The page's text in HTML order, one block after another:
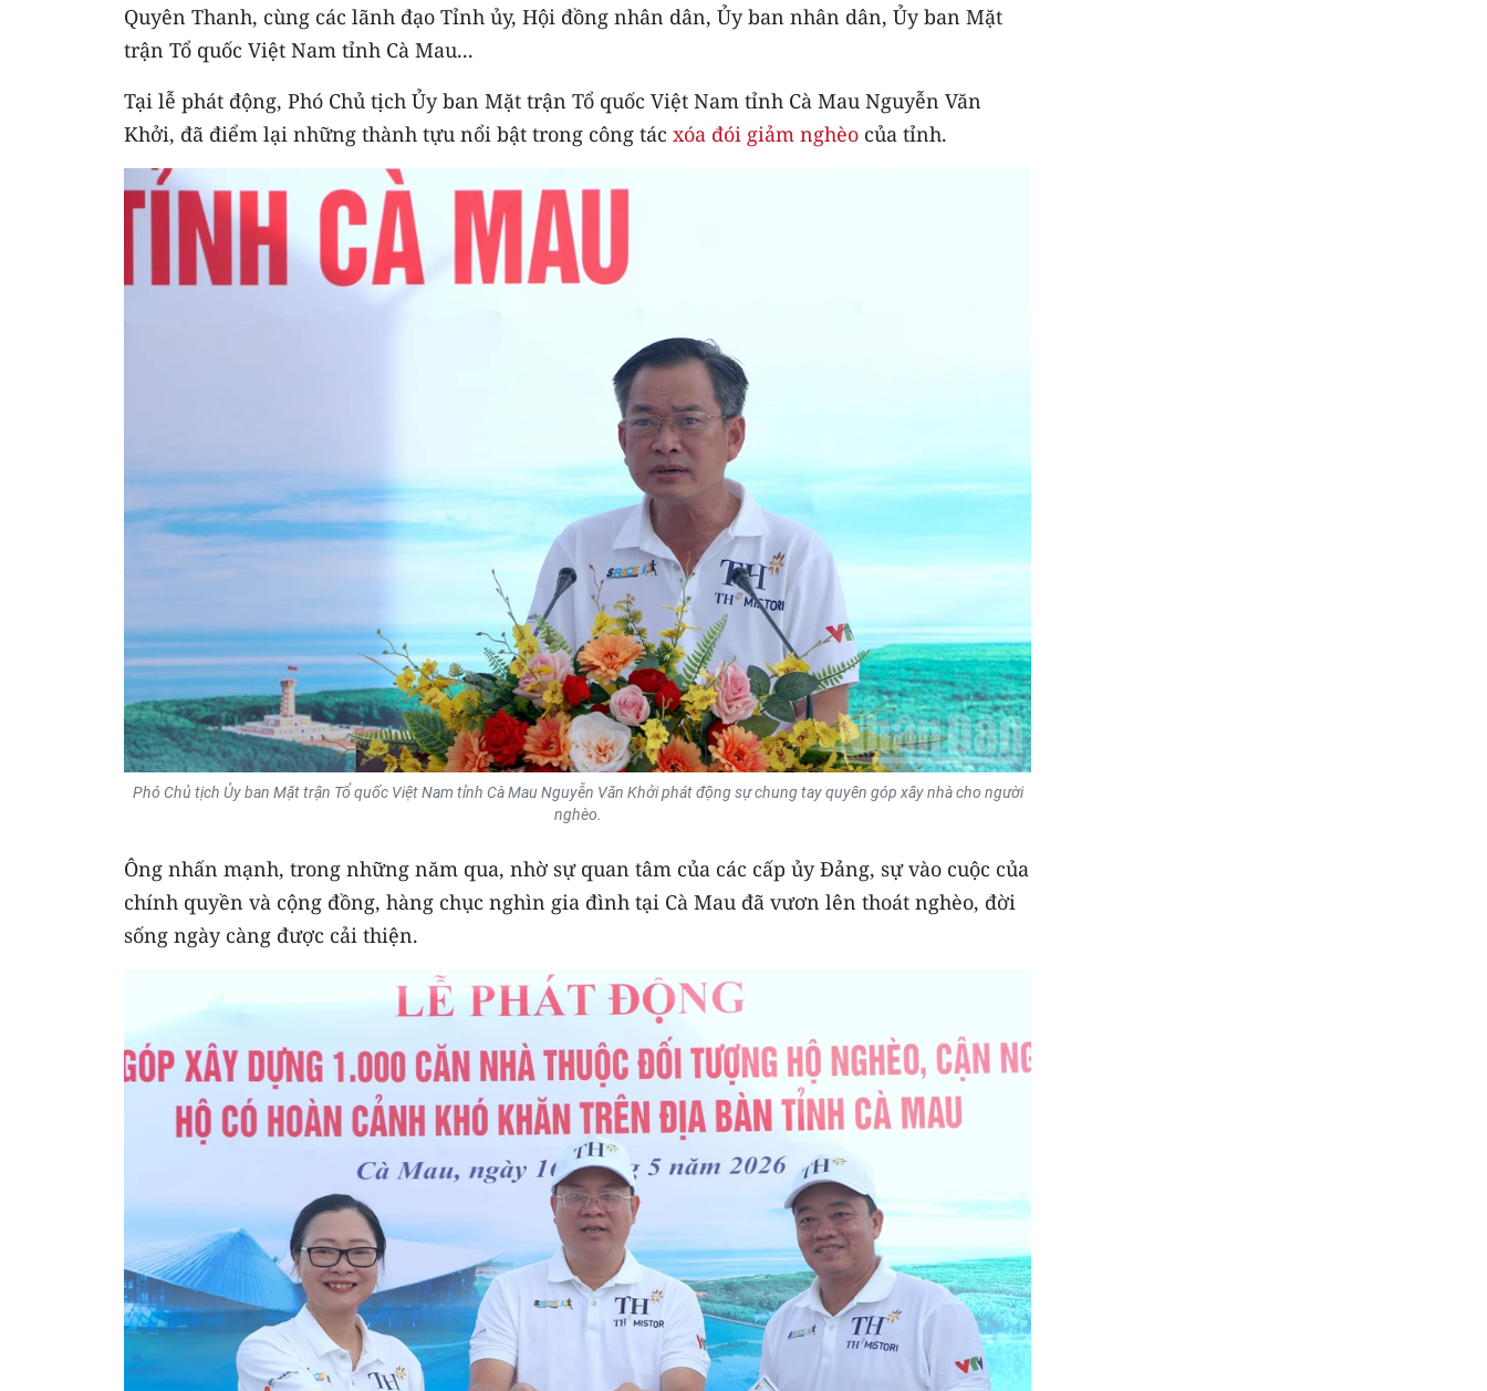
Quyên Thanh, cùng các lãnh đạo Tỉnh ủy, Hội đồng nhân dân, Ủy ban nhân dân, Ủy ban Mặt
trận Tổ quốc Việt Nam tỉnh Cà Mau...
Tại lễ phát động, Phó Chủ tịch Ủy ban Mặt trận Tổ quốc Việt Nam tỉnh Cà Mau Nguyễn Văn
Khởi, đã điểm lại những thành tựu nổi bật trong công tác xóa đói giảm nghèo của tỉnh.
Phó Chủ tịch Ủy ban Mặt trận Tổ quốc Việt Nam tỉnh Cà Mau Nguyễn Văn Khởi phát động sự chung tay quyên góp xây nhà cho người
nghèo.
Ông nhấn mạnh, trong những năm qua, nhờ sự quan tâm của các cấp ủy Đảng, sự vào cuộc của
chính quyền và cộng đồng, hàng chục nghìn gia đình tại Cà Mau đã vươn lên thoát nghèo, đời
sống ngày càng được cải thiện.